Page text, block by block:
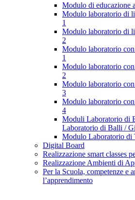
Modulo di educazione
Modulo laboratorio di
1
Modulo laboratorio di
2
Modulo laboratorio
1
Modulo laboratorio
2
Modulo laboratorio
3
Modulo laboratorio
4
Moduli Laboratorio di
Laboratorio di Balli /
Modulo Laboratorio di
Digital Board
Realizzazione smart classes
Realizzazione Ambienti di
Per la Scuola, competenze e
l’apprendimento